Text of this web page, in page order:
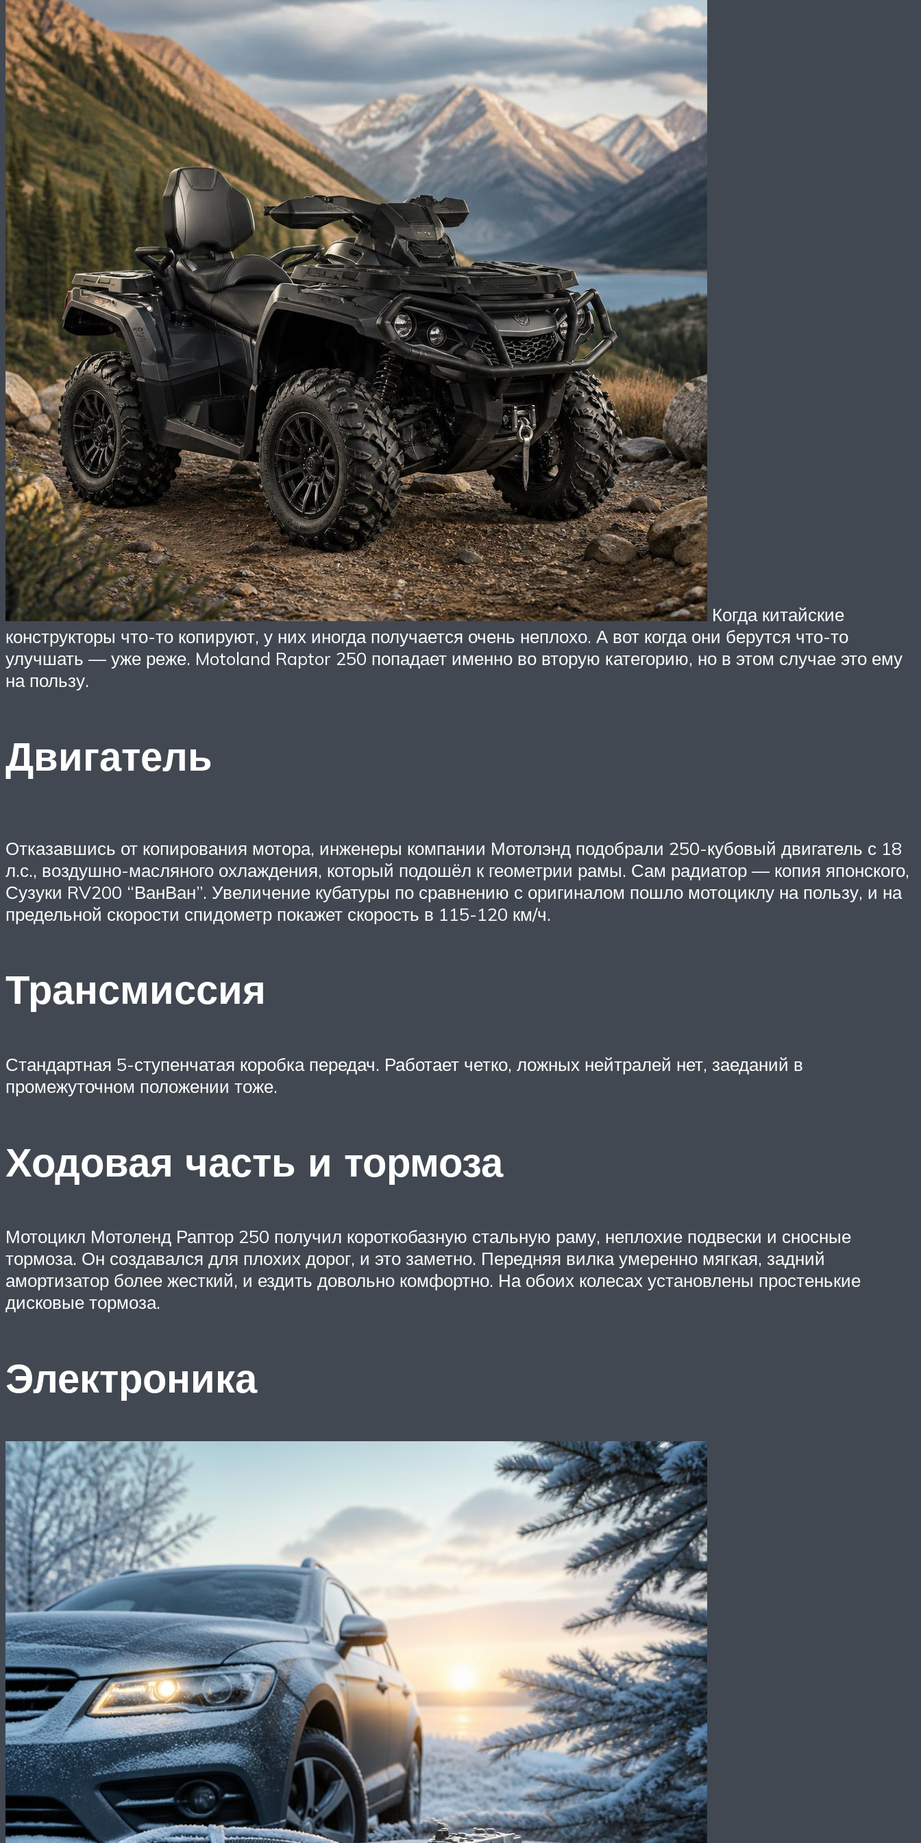
Когда китайские
конструкторы что-то копируют, у них иногда получается очень неплохо. А вот когда они берутся что-то
улучшать — уже реже. Motoland Raptor 250 попадает именно во вторую категорию, но в этом случае это ему
на пользу.
Двигатель
Отказавшись от копирования мотора, инженеры компании Мотолэнд подобрали 250-кубовый двигатель с 18
л.с., воздушно-масляного охлаждения, который подошёл к геометрии рамы. Сам радиатор — копия японского,
Сузуки RV200 “ВанВан”. Увеличение кубатуры по сравнению с оригиналом пошло мотоциклу на пользу, и на
предельной скорости спидометр покажет скорость в 115-120 км/ч.
Трансмиссия
Стандартная 5-ступенчатая коробка передач. Работает четко, ложных нейтралей нет, заеданий в
промежуточном положении тоже.
Ходовая часть и тормоза
Мотоцикл Мотоленд Раптор 250 получил короткобазную стальную раму, неплохие подвески и сносные
тормоза. Он создавался для плохих дорог, и это заметно. Передняя вилка умеренно мягкая, задний
амортизатор более жесткий, и ездить довольно комфортно. На обоих колесах установлены простенькие
дисковые тормоза.
Электроника